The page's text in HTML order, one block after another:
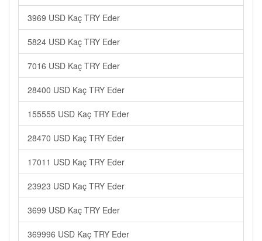
3969 USD Kaç TRY Eder
5824 USD Kaç TRY Eder
7016 USD Kaç TRY Eder
28400 USD Kaç TRY Eder
155555 USD Kaç TRY Eder
28470 USD Kaç TRY Eder
17011 USD Kaç TRY Eder
23923 USD Kaç TRY Eder
3699 USD Kaç TRY Eder
369996 USD Kaç TRY Eder